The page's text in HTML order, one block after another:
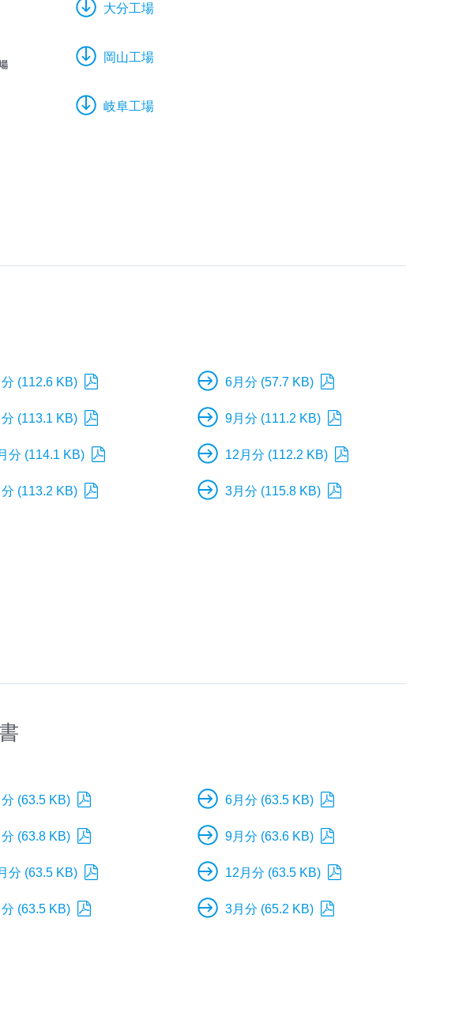
大分工場
岡山工場
岐阜工場
(112.6 KB)
6月分 (57.7 KB)
(113.1 KB)
9月分 (111.2 KB)
分 (114.1 KB)
12月分 (112.2 KB)
(113.2 KB)
3月分 (115.8 KB)
(63.5 KB)
6月分 (63.5 KB)
(63.8 KB)
9月分 (63.6 KB)
分 (63.5 KB)
12月分 (63.5 KB)
(63.5 KB)
3月分 (65.2 KB)